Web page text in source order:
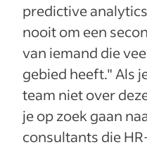
predictive
nooit om een
van iemand die
gebied heeft." Als
team niet over
je op zoek gaan
consultants die